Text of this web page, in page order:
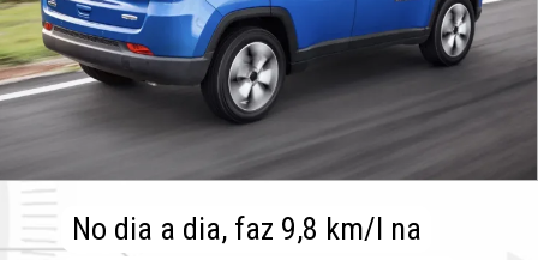
No dia a dia, faz 9,8 km/l na
No dia a dia, faz 9,8 km/l na